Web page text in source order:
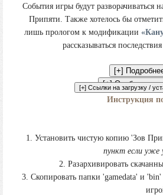
События игры будут разворачиваться
Припяти. Также хотелось бы
лишь прологом к модификации
рассказываться
Инструкция
1. Установить чистую копию 'Зов
пункт если уже
2. Разархивировать
3. Скопировать папки 'gamedata' и